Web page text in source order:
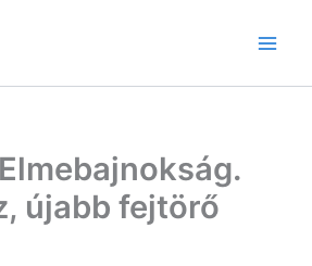
újabb fejtörő